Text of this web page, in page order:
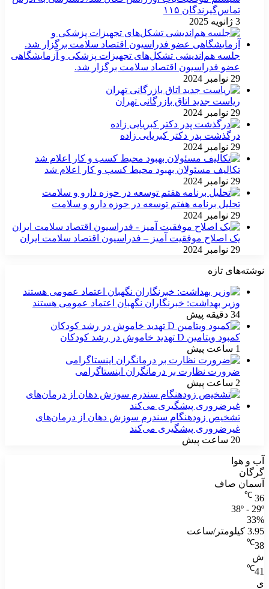
تماس‌گیرندگان ۱۱۵
3 ژانویه 2025
جلسه هم‌اندیشی تشکل‌های تجهیزات پزشکی و آزمایشگاهی
عضو فدراسیون اقتصاد سلامت برگزار شد.
29 نوامبر 2024
ریاست جدید اتاق بازرگانی تهران
29 نوامبر 2024
درگذشت پدر دکتر کبریایی زاده
29 نوامبر 2024
تکالیف مسئولان بهبود محیط کسب و کار اعلام شد
29 نوامبر 2024
تحلیل برنامه هفتم توسعه در حوزه دارو و سلامت
29 نوامبر 2024
یک اصلاح موفقیت آمیز – فدراسیون اقتصاد سلامت ایران
29 نوامبر 2024
نوشته‌های تازه
وزیر بهداشت: خبرنگاران نگهبان اعتماد عمومی هستند
34 دقیقه پیش
کمبود ویتامین D تهدید خاموش در رشد کودکان
1 ساعت پیش
ضرورت نظارت بر درمانگران اینستاگرامی
2 ساعت پیش
تشخیص زودهنگام سندرم سوزش دهان از درمان‌های
غیرضروری پیشگیری می‌کند
20 ساعت پیش
آب و هوا
گرگان
آسمان صاف
36
℃
38º - 29º
33%
3.95 کیلومتر/ساعت
38
℃
ش
41
℃
ی